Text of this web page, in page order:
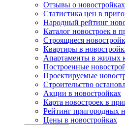
Отзывы о
Статистика цен в
Народный рейтинг
Каталог новостроек в
Строящиеся
Квартиры в
Апартаменты в жилых
Построенные
Проектируемые
Строительство
Акции в новостройках
Карта новостроек в
Рейтинг пригородных
Цены в новостройках